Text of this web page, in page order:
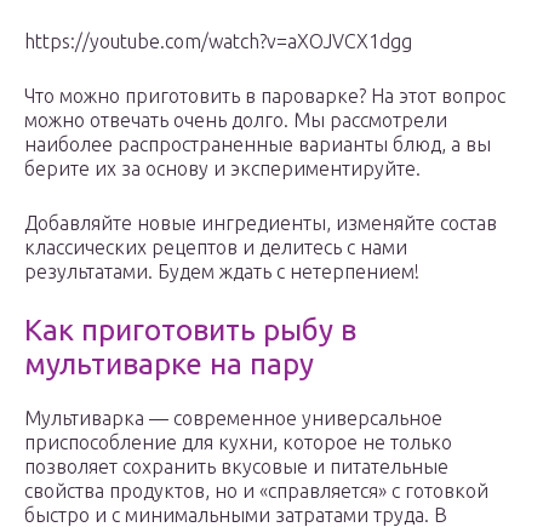
https://youtube.com/watch?v=aXOJVCX1dgg
Что можно приготовить в пароварке? На этот вопрос
можно отвечать очень долго. Мы рассмотрели
наиболее распространенные варианты блюд, а вы
берите их за основу и экспериментируйте.
Добавляйте новые ингредиенты, изменяйте состав
классических рецептов и делитесь с нами
результатами. Будем ждать с нетерпением!
Как приготовить рыбу в
мультиварке на пару
Мультиварка — современное универсальное
приспособление для кухни, которое не только
позволяет сохранить вкусовые и питательные
свойства продуктов, но и «справляется» с готовкой
быстро и с минимальными затратами труда. В